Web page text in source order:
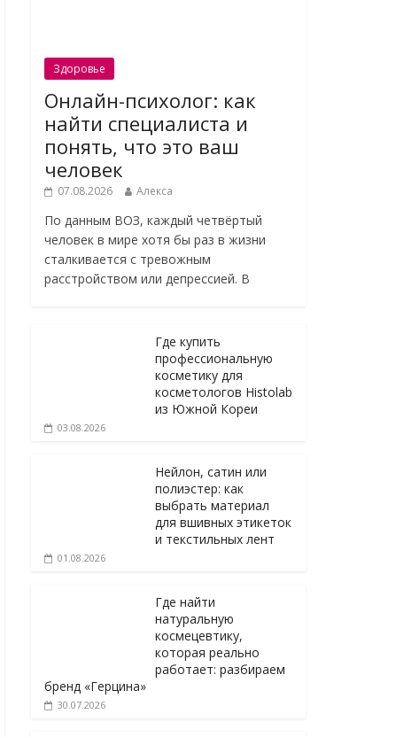
Здоровье
Онлайн-психолог: как
найти специалиста и
понять, что это ваш
человек
07.08.2026 Алекса
По данным ВОЗ, каждый четвёртый
человек в мире хотя бы раз в жизни
сталкивается с тревожным
расстройством или депрессией. В
Где купить
профессиональную
косметику для
косметологов Histolab
из Южной Кореи
03.08.2026
Нейлон, сатин или
полиэстер: как
выбрать материал
для вшивных этикеток
и текстильных лент
01.08.2026
Где найти
натуральную
космецевтику,
которая реально
работает: разбираем
бренд «Герцина»
30.07.2026